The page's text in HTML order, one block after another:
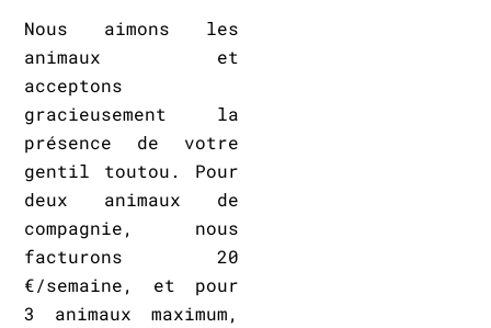
Nous aimons les
animaux et
acceptons
gracieusement la
présence de votre
gentil toutou. Pour
deux animaux de
compagnie, nous
facturons 20
€/semaine, et pour
3 animaux maximum,